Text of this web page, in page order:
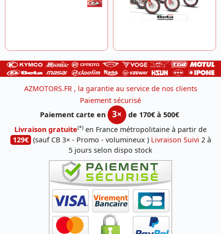
AZMOTORS.FR , la garantie au service de nos clients
Paiement sécurisé
Paiement carte en
3×
de 170€ à 500€
Livraison gratuite(*) en France métropolitaine à partir de
129€ (sauf CB 3× - Promo - volumineux ) Livraison Suivi 2 à
5 jours selon dispo stock